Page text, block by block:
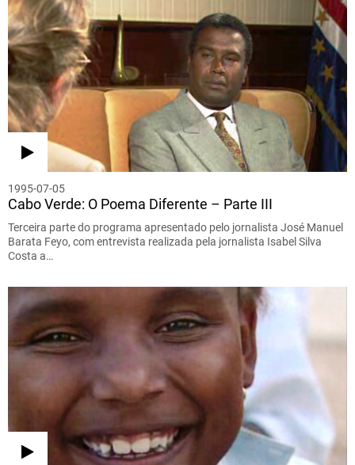
1995-07-05
Cabo Verde: O Poema Diferente – Parte III
Terceira parte do programa apresentado pelo jornalista José Manuel
Barata Feyo, com entrevista realizada pela jornalista Isabel Silva
Costa a…